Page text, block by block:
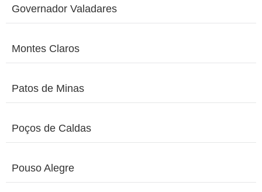
Governador Valadares
Montes Claros
Patos de Minas
Poços de Caldas
Pouso Alegre